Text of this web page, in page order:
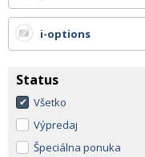
i-options
Status
Všetko
Výpredaj
Špeciálna ponuka